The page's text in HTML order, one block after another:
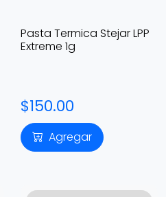
Pasta Termica Stejar LPP
Extreme 1g
$150.00
Agregar